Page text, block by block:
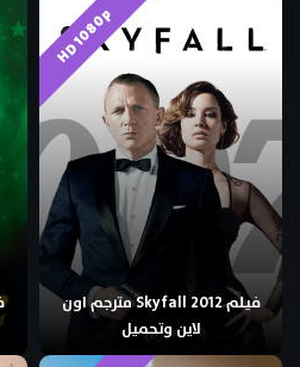
HD 1080p
فيلم Skyfall 2012 مترجم اون
لاين وتحميل